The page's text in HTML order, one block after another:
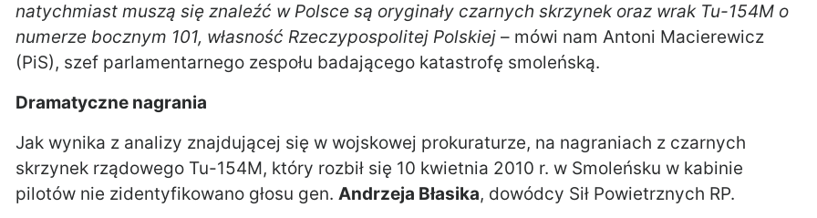
natychmiast muszą się znaleźć w Polsce są oryginały czarnych skrzynek oraz wrak Tu-154M o
numerze bocznym 101, własność Rzeczypospolitej Polskiej – mówi nam Antoni Macierewicz
(PiS), szef parlamentarnego zespołu badającego katastrofę smoleńską.
Dramatyczne nagrania
Jak wynika z analizy znajdującej się w wojskowej prokuraturze, na nagraniach z czarnych
skrzynek rządowego Tu-154M, który rozbił się 10 kwietnia 2010 r. w Smoleńsku w kabinie
pilotów nie zidentyfikowano głosu gen. Andrzeja Błasika, dowódcy Sił Powietrznych RP.